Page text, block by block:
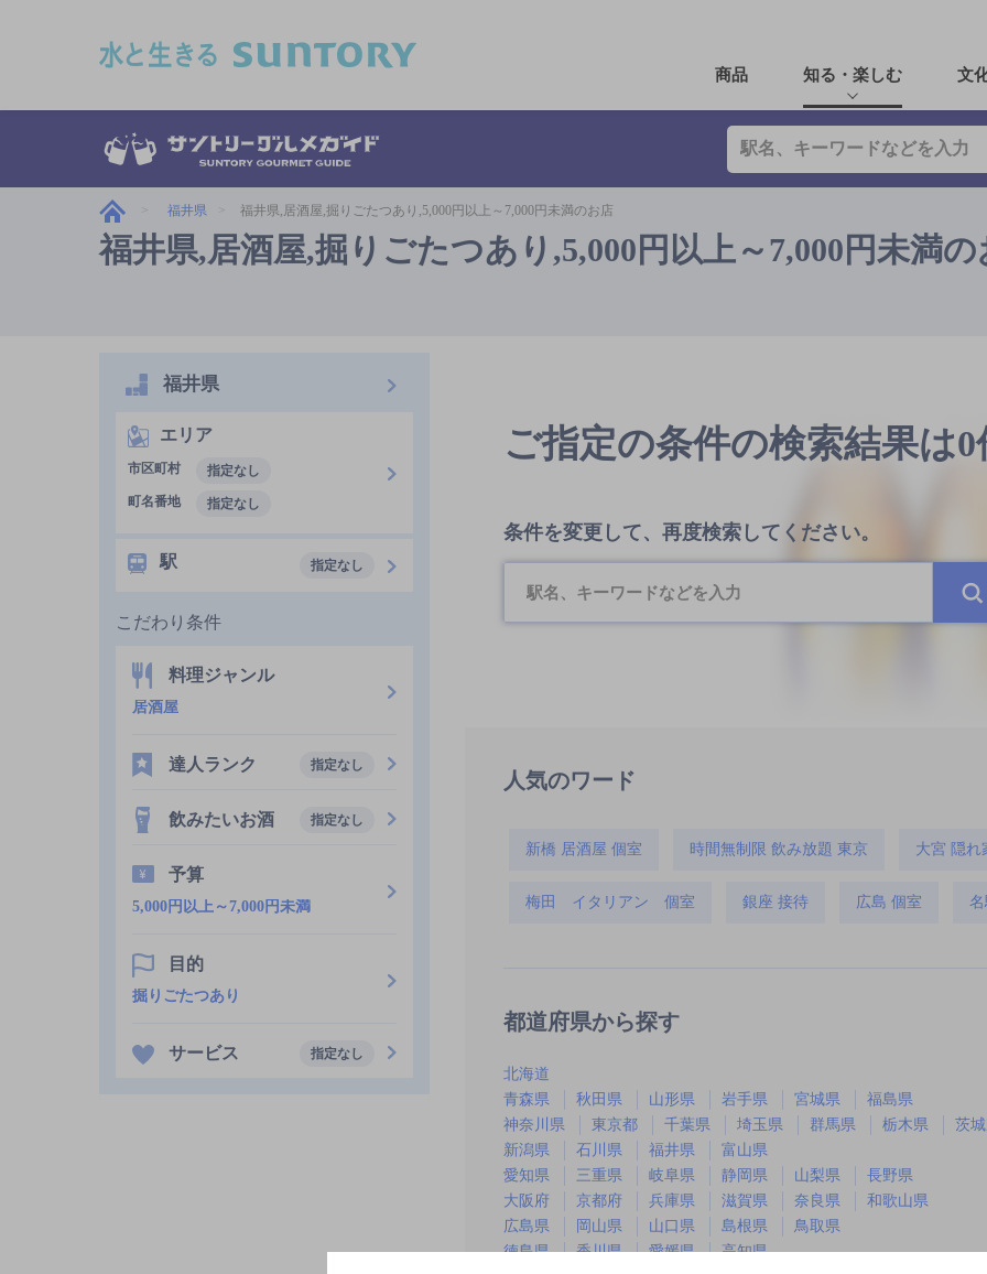
商品 知る・楽しむ 文
福井県 福井県,居酒屋,掘りごたつあり,5,000円以上～7,000円未満のお店
福井県,居酒屋,掘りごたつあり,5,000円以上～7,000円未満の
ご指定の条件の検索結果は0
条件を変更して、再度検索してください。
人気のワード
新橋 居酒屋 個室 時間無制限 飲み放題 東京 大宮 隠れ
梅田 イタリアン 個室 銀座 接待 広島 個室
都道府県から探す
北海道
青森県
秋田県 山形県 岩手県 宮城県
福島県
神奈川県
東京都 千葉県 埼玉県 群馬県 栃木県
茨
新潟県
石川県 福井県
富山県
愛知県
三重県 岐阜県 静岡県 山梨県
長野県
大阪府
京都府 兵庫県 滋賀県 奈良県
和歌山県
広島県
岡山県 山口県 島根県
鳥取県
徳島県
香川県 愛媛県
高知県
福井県
エリア
市区町村
指定なし
町名番地
指定なし
駅 指定なし
こだわり条件
料理ジャンル
居酒屋
達人ランク 指定なし
飲みたいお酒 指定なし
予算
5,000円以上～7,000円未満
目的
掘りごたつあり
サービス 指定なし